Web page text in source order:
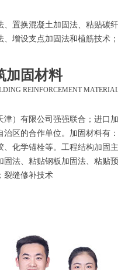
置换混凝土加固法、粘贴碳
、增设支点加固法和植筋技术
加固材料
REINFORCEMENT
津）有限公司强强联合；进口
区的合作单位。加固材料有
、化学锚栓等。工程结构加固
法、粘贴钢板加固法、粘贴
裂缝修补技术